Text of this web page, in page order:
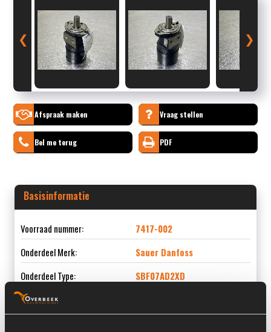
❮ ❯
Afspraak maken Vraag stellen
Bel me terug PDF
Basisinformatie
Voorraad nummer:
7417-002
Onderdeel Merk:
Sauer Danfoss
Onderdeel Type:
SBF07AD2XD